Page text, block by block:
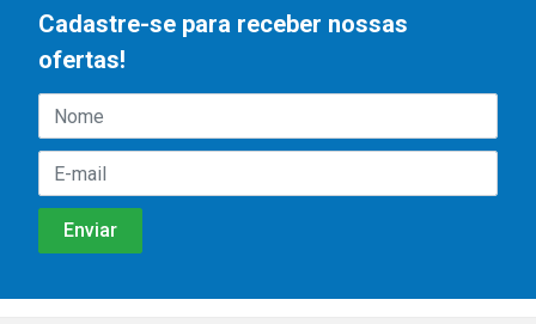
Cadastre-se para receber nossas
ofertas!